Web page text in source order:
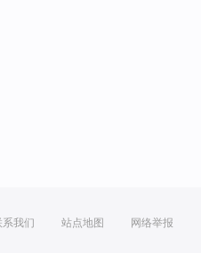
系我们 站点地图 网络举报